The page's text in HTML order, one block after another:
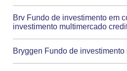
Brv Fundo de investimento em
investimento multimercado
Bryggen Fundo de